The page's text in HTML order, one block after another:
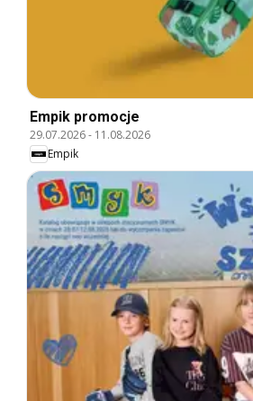
Empik promocje
29.07.2026- 11.08.2026
Empik